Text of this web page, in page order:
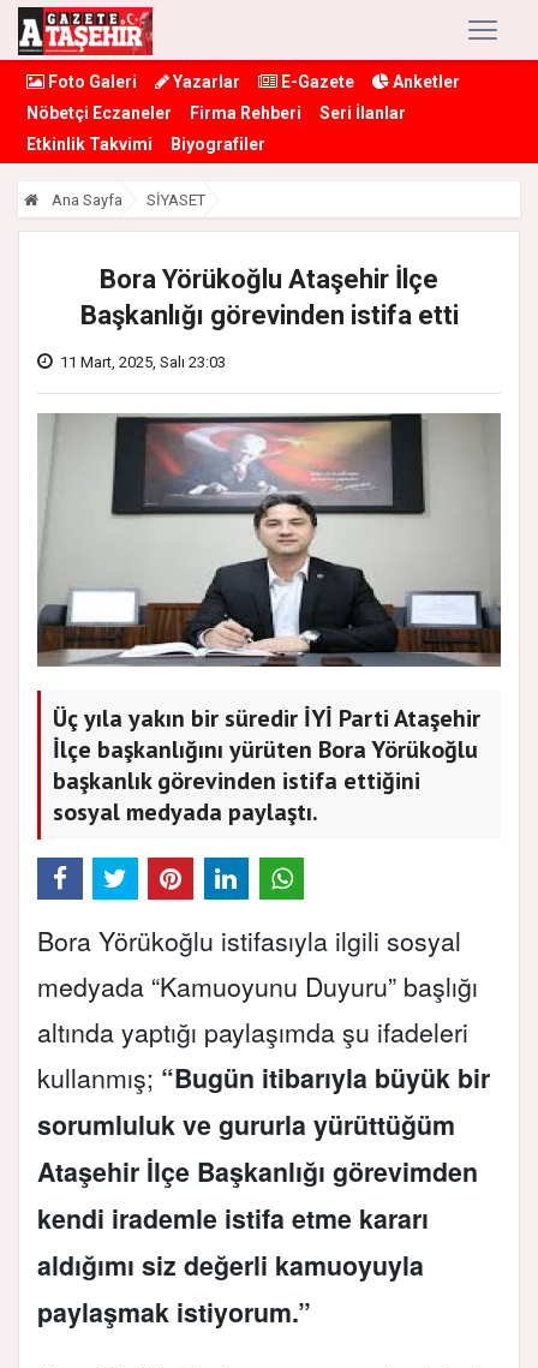
Foto Galeri Yazarlar E-Gazete
Anketler
Nöbetçi Eczaneler
Firma Rehberi
Seri İlanlar
Etkinlik Takvimi
Biyografiler
Ana Sayfa SİYASET
Bora Yörükoğlu Ataşehir İlçe
Başkanlığı görevinden istifa etti
11 Mart, 2025, Salı 23:03
Üç yıla yakın bir süredir İYİ Parti Ataşehir
İlçe başkanlığını yürüten Bora Yörükoğlu
başkanlık görevinden istifa ettiğini
sosyal medyada paylaştı.
Bora Yörükoğlu istifasıyla ilgili sosyal
medyada “Kamuoyunu Duyuru” başlığı
altında yaptığı paylaşımda şu ifadeleri
kullanmış; “Bugün itibarıyla büyük bir
sorumluluk ve gururla yürüttüğüm
Ataşehir İlçe Başkanlığı görevimden
kendi irademle istifa etme kararı
aldığımı siz değerli kamuoyuyla
paylaşmak istiyorum.”